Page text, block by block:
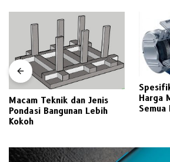
Macam Teknik dan Jenis
Pondasi Bangunan Lebih
Kokoh
Harga
Semua